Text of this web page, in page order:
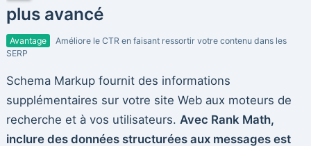
plus avancé
Avantage
Améliore le CTR en faisant ressortir votre contenu dans les
SERP
Schema Markup fournit des informations
supplémentaires sur votre site Web aux moteurs de
recherche et à vos utilisateurs. Avec Rank Math,
inclure des données structurées aux messages est